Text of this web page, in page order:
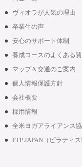
ヴィオラが人気の理由
卒業生の声
安心のサポート体制
養成コースのよくある
マップ＆交通のご案内
個人情報保護方針
会社概要
採用情報
全米ヨガアライアンス
FTP JAPAN（ピラティス